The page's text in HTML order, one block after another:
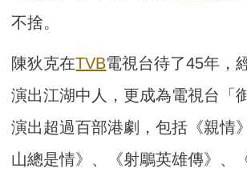
不捨。
陳狄克在TVB電視台待了45年，
演出江湖中人，更成為電視台「
演出超過百部港劇，包括《親情
山總是情》、《射鵰英雄傳》、